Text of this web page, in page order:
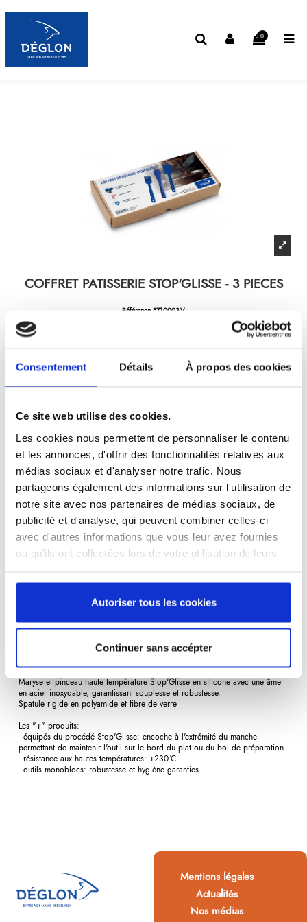
Consentement Détails À propos des cookies
Ce site web utilise des cookies.
Les cookies nous permettent de personnaliser le contenu
et les annonces, d'offrir des fonctionnalités relatives aux
médias sociaux et d'analyser notre trafic. Nous
partageons également des informations sur l'utilisation de
notre site avec nos partenaires de médias sociaux, de
publicité et d'analyse, qui peuvent combiner celles-ci
avec d'autres informations que vous leur avez fournies
ou qu'ils ont collectées lors de votre utilisation de leurs
Autoriser tous les cookies
Continuer sans accépter
0
COFFRET PATISSERIE STOP'GLISSE - 3 PIECES
Référence 8710003-V
Coffret contenant 3 outils incontournables de la gamme Stop'Glisse pour réaliser
vos pâtisseries avec succès
Ajouter au panier
DescriptionDétails du produit Avis (0)
- 1 maryse haute température Stop'Glisse 25 cm (réf.3921225-V)
- 1 spatule rigide 230° 25 cmStop'Glisse (réf.3921625-V)
Caractéristiques techniques:
pâtisseries avec succès
Maryse et pinceau haute température Stop'Glisse en silicone avec une âme
en acier inoxydable, garantissant souplesse et robustesse.
Spatule rigide en polyamide et fibre de verre
Les "+" produits:
- équipés du procédé Stop'Glisse: encoche à l'extrémité du manche
permettant de maintenir l'outil sur le bord du plat ou du bol de préparation
- résistance aux hautes températures: +230°C
- outils monoblocs: robustesse et hygiène garanties
Mentions légales
Actualités
Nos médias